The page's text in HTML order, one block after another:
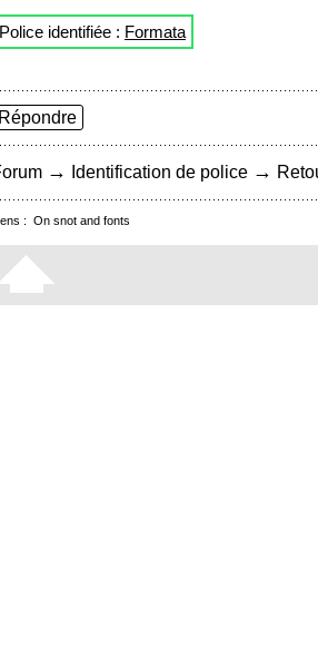
Police identifiée : Formata
Répondre
→ Identification de police →
: On snot and fonts